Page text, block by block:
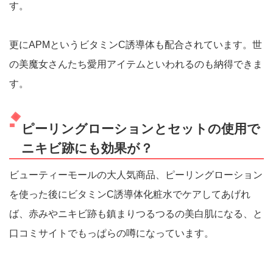
す。
更にAPMというビタミンC誘導体も配合されています。世
の美魔女さんたち愛用アイテムといわれるのも納得できま
す。
ピーリングローションとセットの使用で
ニキビ跡にも効果が？
ビューティーモールの大人気商品、ピーリングローション
を使った後にビタミンC誘導体化粧水でケアしてあげれ
ば、赤みやニキビ跡も鎮まりつるつるの美白肌になる、と
口コミサイトでもっぱらの噂になっています。